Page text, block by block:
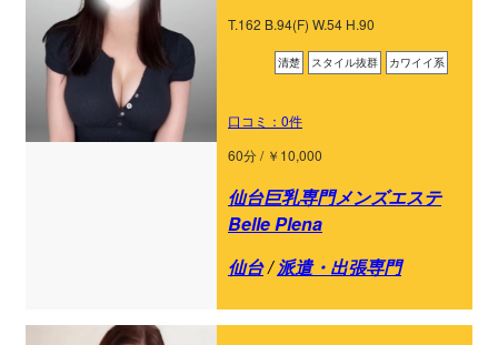
T.162 B.94(F) W.54 H.90
清楚 スタイル抜群 カワイイ系
口コミ：0件
60分 / ￥10,000
仙台巨乳専門メンズエステ
Belle Plena
仙台/派遣・出張専門